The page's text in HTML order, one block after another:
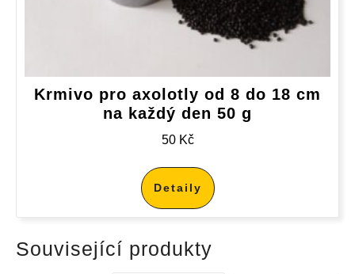
Krmivo pro axolotly od 8 do 18 cm
na každý den 50 g
50 Kč
Detaily
Související produkty